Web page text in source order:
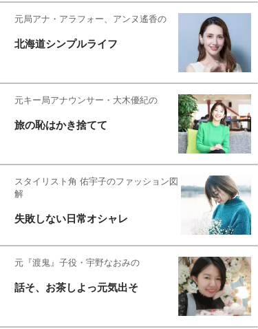
元局アナ・アラフォー、アンヌ遙香の
北海道シンプルライフ
元キー局アナウンサー・大木優紀の
旅の恥はかき捨てて
スタイリスト角 佑宇子のファッション図
解
失敗しない日常オシャレ
元『渡鬼』子役・宇野なおみの
話そ、お茶しよっ元気出そ